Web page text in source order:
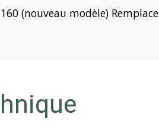
(nouveau modèle)